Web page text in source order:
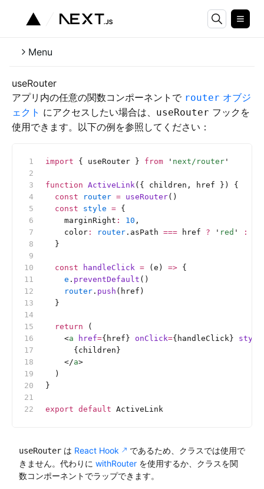
Menu
useRouter
アプリ内の任意の関数コンポーネントで router オブジ
ェクト にアクセスしたい場合は、 useRouter フックを
使用できます。以下の例を参照してください：
import { useRouter } from ' next/router '
function ActiveLink({ children, href }) {
  const
router = useRouter()
  const
style = {
    marginRight
: 10 ,
    color
: router .asPath === href ? ' red ' :
  }
  const
handleClick = (e) => {
    e
. preventDefault ()
    router
. push (href)
  }
  return
(
    <
a href={href} onClick={handleClick} style
      {children}
    </
a>
  )
}
export default ActiveLink
useRouter は React Hook
であるため、クラスでは使用で
きません。代わりに withRouter を使用するか、クラスを関
数コンポーネントでラップできます。